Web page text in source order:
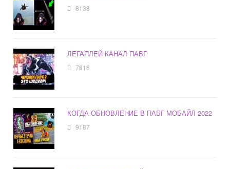
8138
ЛЕГАПЛЕЙ КАНАЛ ПАБГ
7816
КОГДА ОБНОВЛЕНИЕ В ПАБГ МОБАЙЛ 2022
9187